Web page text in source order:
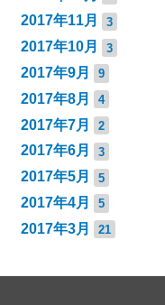
2017年11月 3
2017年10月 3
2017年9月 9
2017年8月 4
2017年7月 2
2017年6月 3
2017年5月 5
2017年4月 5
2017年3月 21